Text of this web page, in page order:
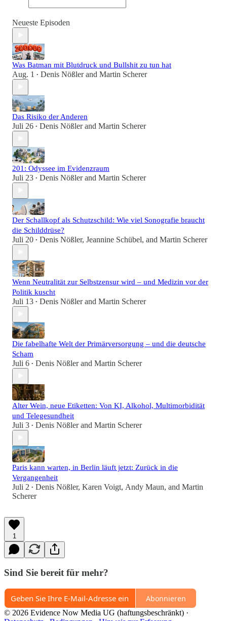
Neueste Episoden
Was Batman mit Blutdruck und Bullshit zu tun hat
Aug. 1 • Denis Nößlerand Martin Scherer
Das Risiko der Anderen
Juli 26 • Denis Nößlerand Martin Scherer
201: Odyssee im Evidenzraum
Juli 23 • Denis Nößlerand Martin Scherer
Der Schallkopf als Schutzschild: Wie viel Sonografie braucht
die Schilddrüse?
Juli 20 • Denis Nößler, Jeannine Schübel, and Martin Scherer
Wenn Neutralität zur Selbstzensur wird – und Medizin vor der
Politik kuscht
Juli 13 • Denis Nößlerand Martin Scherer
Die fabelhafte Welt der Primärversorgung – und die deutsche
Scham
Juli 6 • Denis Nößlerand Martin Scherer
Alter Wein, neue Etiketten: Von KI, Alkohol, Multimorbidität
und Telegesundheit
Juli 3 • Denis Nößlerand Martin Scherer
Paris kann warten, in Berlin läuft jetzt: Zurück in die
Vergangenheit
Juli 2 • Denis Nößler, Karen Voigt, Andy Maun, and Martin
Scherer
1
Sind Sie bereit für mehr?
Abonnieren
© 2026 Evidence Now Media UG (haftungsbeschränkt) ·